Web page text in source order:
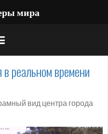
реальном времени
вид центра города
мира